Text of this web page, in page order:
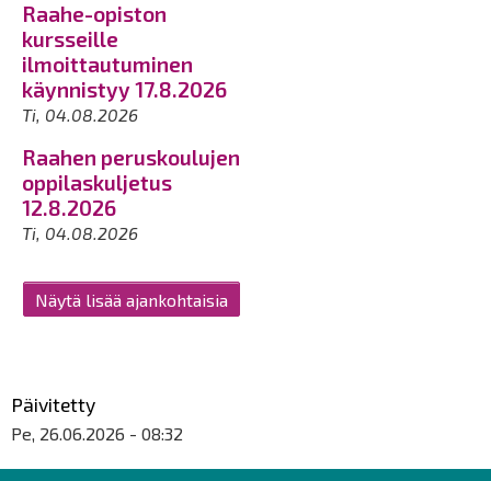
Raahe-opiston
kursseille
ilmoittautuminen
käynnistyy 17.8.2026
Ti, 04.08.2026
Raahen peruskoulujen
oppilaskuljetus
12.8.2026
Ti, 04.08.2026
Näytä lisää ajankohtaisia
Päivitetty
Pe, 26.06.2026 - 08:32